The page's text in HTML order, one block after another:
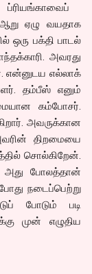
ப்ரியங்காவைப்
ஆறு ஏழு வயதாக
ஒரு பக்தி பாடல்
அவரது
என்னுடய எல்லாக்
தம்பீஸ் எனும்
கம்போசர்.
அவருக்கான
திறமையை
சொல்கிறேன்.
போலத்தான்
நடைப்பெற்று
போடும் படி
முன் எழுதிய